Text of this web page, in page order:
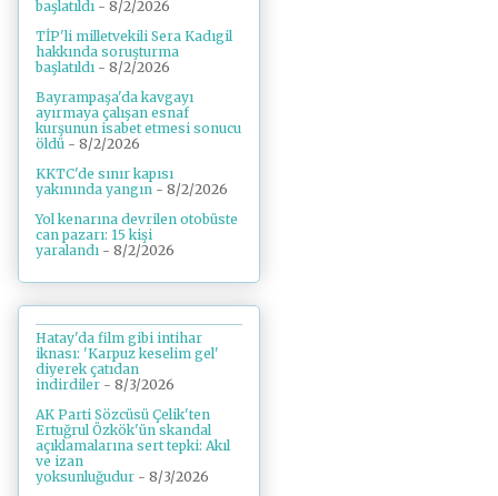
başlatıldı - 8/2/2026
TİP'li milletvekili Sera Kadıgil
hakkında soruşturma
başlatıldı - 8/2/2026
Bayrampaşa'da kavgayı
ayırmaya çalışan esnaf
kurşunun isabet etmesi sonucu
öldü - 8/2/2026
KKTC'de sınır kapısı
yakınında yangın - 8/2/2026
Yol kenarına devrilen otobüste
can pazarı: 15 kişi
yaralandı - 8/2/2026
Hatay'da film gibi intihar
iknası: 'Karpuz keselim gel'
diyerek çatıdan
indirdiler - 8/3/2026
AK Parti Sözcüsü Çelik'ten
Ertuğrul Özkök'ün skandal
açıklamalarına sert tepki: Akıl
ve izan
yoksunluğudur - 8/3/2026